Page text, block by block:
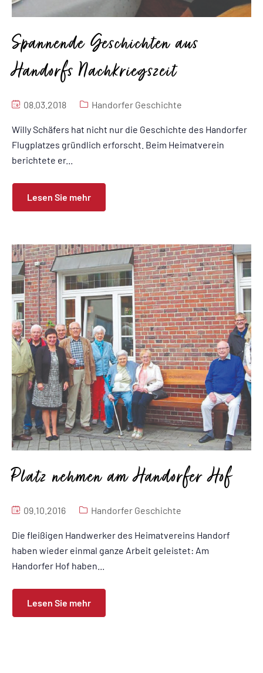
Spannende Geschichten aus
Handorfs Nachkriegszeit
08.03.2018 Handorfer Geschichte
Willy Schäfers hat nicht nur die Geschichte des Handorfer
Flugplatzes gründlich erforscht. Beim Heimatverein
berichtete er...
Lesen Sie mehr
Platz nehmen am Handorfer Hof
09.10.2016 Handorfer Geschichte
Die fleißigen Handwerker des Heimatvereins Handorf
haben wieder einmal ganze Arbeit geleistet: Am
Handorfer Hof haben...
Lesen Sie mehr